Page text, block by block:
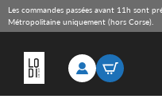
Les commandes passées avant 11h sont
Métropolitaine uniquement (hors Corse).